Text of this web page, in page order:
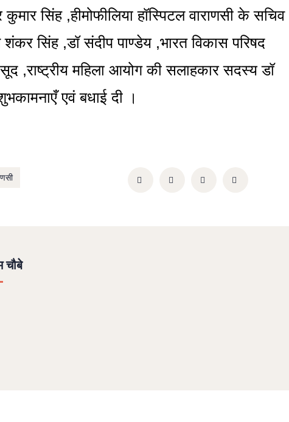
सिंह ,हीमोफीलिया हॉस्पिटल वाराणसी के सचिव
शंकर सिंह ,डॉ संदीप पाण्डेय ,भारत विकास परिषद
,राष्ट्रीय महिला आयोग की सलाहकार सदस्य डॉ
एवं बधाई दी ।
चौबे